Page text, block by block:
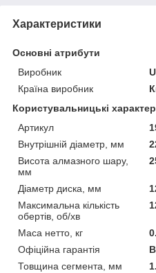
Характеристики
Основні атрибути
Виробник
Країна виробник
Користувальницькі
Артикул
Внутрішній діаметр, мм
Висота алмазного шару,
мм
Діаметр диска, мм
Максимальна кількість
обертів, об/хв
Маса нетто, кг
Офіційна гарантія
Товщина сегмента, мм